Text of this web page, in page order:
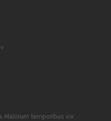
Malorum temporibus vix